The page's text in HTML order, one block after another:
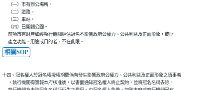
      （一）市有辦公場所。
      （二）道路。
      （三）車站。
      （四）已開闢公園。
      前項市有財產如經執行機關評估冠名不影響政府公權力、公共利益及正面形象，或財
      產之功能、用途或目的者，不在此限。
相關SOP
十四、冠名權人於冠名權授權期間倘有發生影響政府公權力、公共利益及正面形象之情事者
      ，執行機關得簽報本府核准後，以書面通知冠名權人終止契約，並將冠名名稱去除。